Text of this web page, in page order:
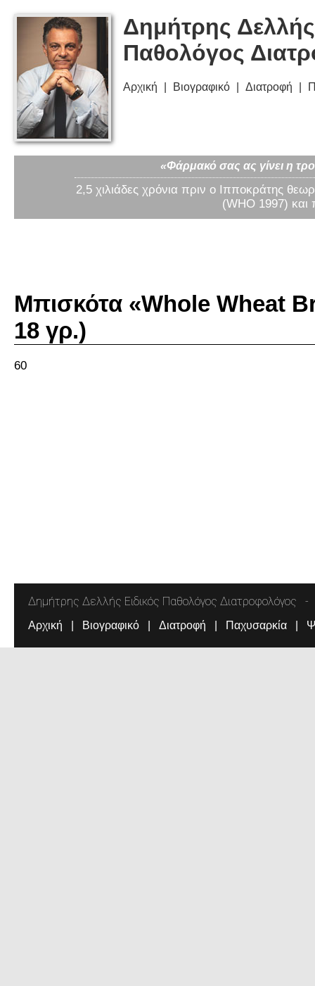
Δημήτρης
Παθολόγος
Αρχική Βιογραφικό Διατροφή
«Φάρμακό σας ας γίνει η
2,5 χιλιάδες χρόνια πριν ο Ιπποκράτης
(WHO 1997) και
Μπισκότα «Whole Wheat
18 γρ.)
60
Δημήτρης Δελλής Ειδικός Παθολόγος Διατροφολόγος
Αρχική Βιογραφικό Διατροφή Παχυσαρκία